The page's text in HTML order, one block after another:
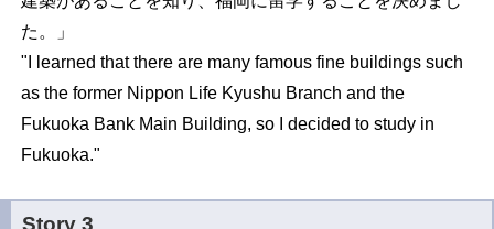
た。」
"I learned that there are many famous fine buildings such
as the former Nippon Life Kyushu Branch and the
Fukuoka Bank Main Building, so I decided to study in
Fukuoka."
Story 3